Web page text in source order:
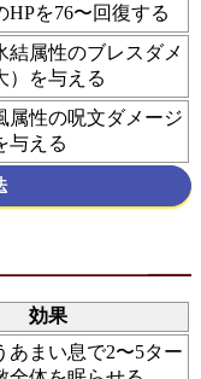
HPを76〜回復する
結属性のブレスダメ
）を与える
属性の呪文ダメージ
与える
効果
あまい息で2〜5ター